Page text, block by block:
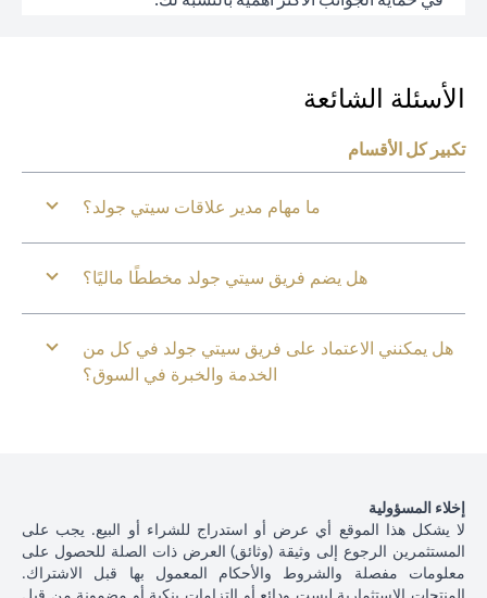
الأسئلة الشائعة
تكبير كل الأقسام
ما مهام مدير علاقات سيتي جولد؟
هل يضم فريق سيتي جولد مخططًا ماليًا؟
هل يمكنني الاعتماد على فريق سيتي جولد في كل من
الخدمة والخبرة في السوق؟
إخلاء المسؤولية
لا يشكل هذا الموقع أي عرض أو استدراج للشراء أو البيع. يجب على
المستثمرين الرجوع إلى وثيقة (وثائق) العرض ذات الصلة للحصول على
معلومات مفصلة والشروط والأحكام المعمول بها قبل الاشتراك.